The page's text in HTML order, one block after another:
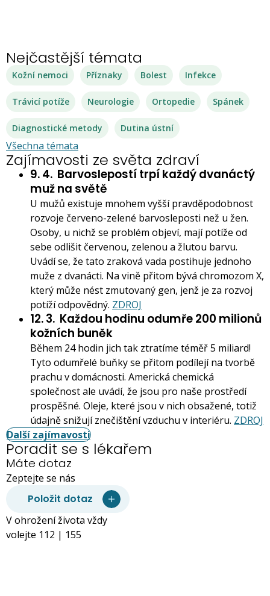
Nejčastější témata
Kožní nemoci Příznaky Bolest Infekce
Trávicí potíže Neurologie Ortopedie Spánek
Diagnostické metody Dutina ústní
Všechna témata
Zajímavosti ze světa zdraví
9. 4. Barvoslepostí trpí každý dvanáctý
muž na světě
U mužů existuje mnohem vyšší pravděpodobnost
rozvoje červeno-zelené barvosleposti než u žen.
Osoby, u nichž se problém objeví, mají potíže od
sebe odlišit červenou, zelenou a žlutou barvu.
Uvádí se, že tato zraková vada postihuje jednoho
muže z dvanácti. Na vině přitom bývá chromozom X,
který může nést zmutovaný gen, jenž je za rozvoj
potíží odpovědný. ZDROJ
12. 3. Každou hodinu odumře 200 milionů
kožních buněk
Během 24 hodin jich tak ztratíme téměř 5 miliard!
Tyto odumřelé buňky se přitom podílejí na tvorbě
prachu v domácnosti. Americká chemická
společnost ale uvádí, že jsou pro naše prostředí
prospěšné. Oleje, které jsou v nich obsažené, totiž
údajně snižují znečištění vzduchu v interiéru. ZDROJ
Další zajímavosti
Poradit se s lékařem
Máte dotaz
Zeptejte se nás
Položit dotaz
V ohrožení života vždy
volejte 112 | 155